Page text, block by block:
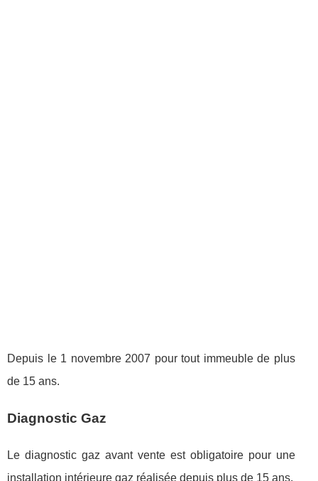
Depuis le 1 novembre 2007 pour tout immeuble de plus
de 15 ans.
Diagnostic Gaz
Le diagnostic gaz avant vente est obligatoire pour une
installation intérieure gaz réalisée depuis plus de 15 ans.